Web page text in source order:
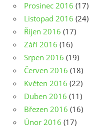
Prosinec 2016 (17)
Listopad 2016 (24)
Říjen 2016 (17)
Září 2016 (16)
Srpen 2016 (19)
Červen 2016 (18)
Květen 2016 (22)
Duben 2016 (11)
Březen 2016 (16)
Únor 2016 (17)